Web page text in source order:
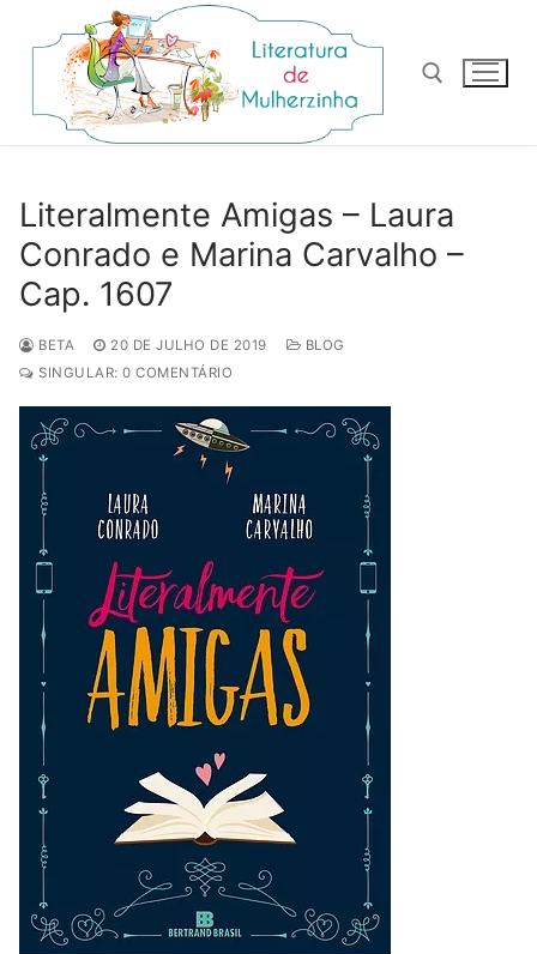
para
conteúdo
Literalmente Amigas – Laura
Conrado e Marina Carvalho –
Cap. 1607
BETA 20 DE JULHO DE 2019
BLOG
SINGULAR: 0 COMENTÁRIO